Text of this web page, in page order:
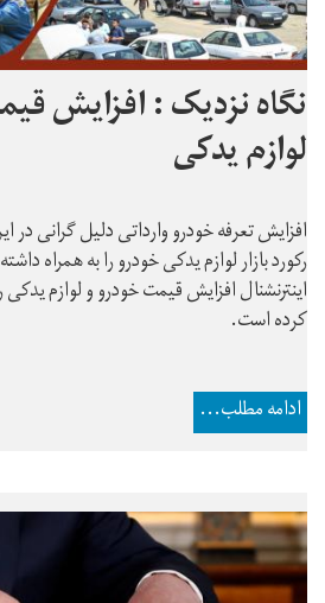
نگاه نزدیک : افزایش
لوازم یدکی
افزایش تعرفه خودرو وارداتی دلیل گرانی در
رکورد بازار لوازم یدکی خودرو را به همراه
اینترنشنال افزایش قیمت خودرو و لوازم
کرده است.
ادامه مطلب...